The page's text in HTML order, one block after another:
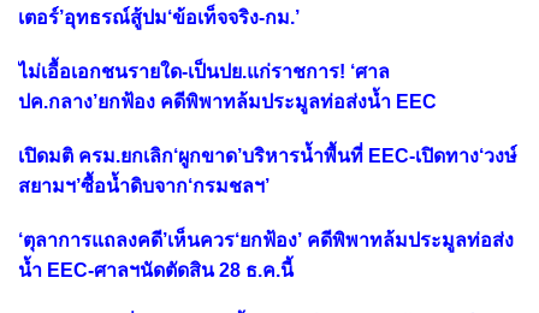
เตอร์’อุทธรณ์สู้ปม‘ข้อเท็จจริง-กม.’
ไม่เอื้อเอกชนรายใด-เป็นปย.แก่ราชการ! ‘ศาล
ปค.กลาง’ยกฟ้อง คดีพิพาทล้มประมูลท่อส่งน้ำ EEC
เปิดมติ ครม.ยกเลิก‘ผูกขาด’บริหารน้ำพื้นที่ EEC-เปิดทาง‘วงษ์
สยามฯ’ซื้อน้ำดิบจาก‘กรมชลฯ’
‘ตุลาการแถลงคดี’เห็นควร‘ยกฟ้อง’ คดีพิพาทล้มประมูลท่อส่ง
น้ำ EEC-ศาลฯนัดตัดสิน 28 ธ.ค.นี้